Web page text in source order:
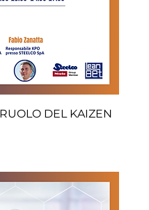
DEL KAIZEN